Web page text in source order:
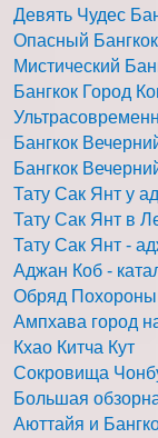
Девять Чудес
Опасный Бангкок
Мистический
Бангкок Город
Бангкок
Бангкок
Тату Сак Янт у
Тату Сак Янт в
Тату Сак Янт -
Аджан Коб -
Обряд Похороны
Ампхава город
Кхао Китча Кут
Сокровища
Большая
Аюттайя и